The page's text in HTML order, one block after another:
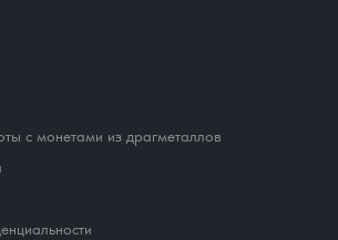
с монетами из драгметаллов